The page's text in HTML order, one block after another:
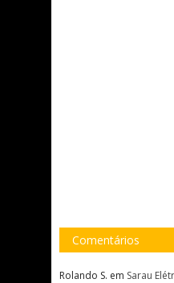
Comentários
Rolando S. em Sarau